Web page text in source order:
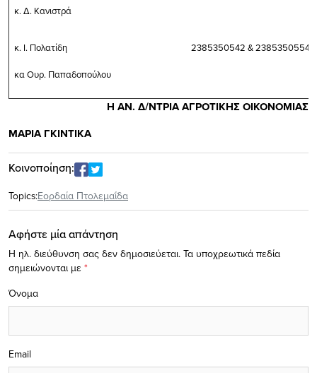
κ. Δ. Κανιστρά
κ. Ι. Πολατίδη
κα Ουρ. Παπαδοπούλου
2385350542 & 2385350554
Η ΑΝ. Δ/ΝΤΡΙΑ ΑΓΡΟΤΙΚΗΣ ΟΙΚΟΝΟΜΙΑΣ
ΜΑΡΙΑ ΓΚΙΝΤΙΚΑ
Κοινοποίηση:
Topics:Εορδαία Πτολεμαΐδα
Αφήστε μία απάντηση
Η ηλ. διεύθυνση σας δεν δημοσιεύεται. Τα υποχρεωτικά πεδία
σημειώνονται με *
Όνομα
Email